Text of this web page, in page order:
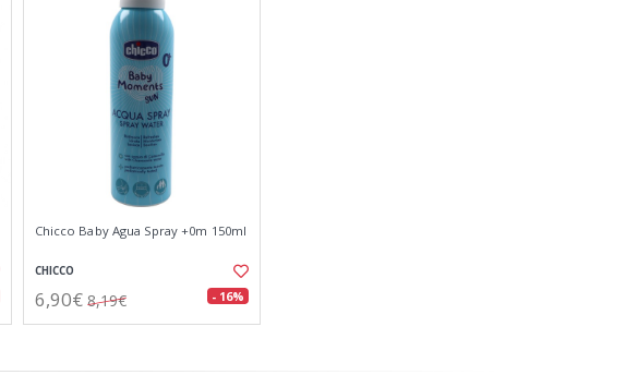
Chicco Baby Agua Spray +0m 150ml
CHICCO
6,90€ 8,19€ - 16%